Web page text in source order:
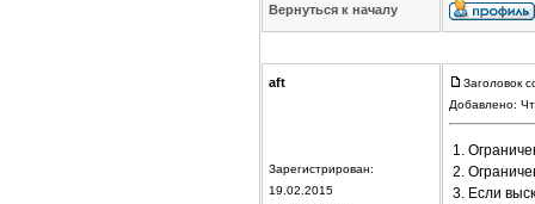
Вернуться к началу
aft
Зарегистрирован:
19.02.2015
Заголовок
Добавлено:
1.
2.
3. Если